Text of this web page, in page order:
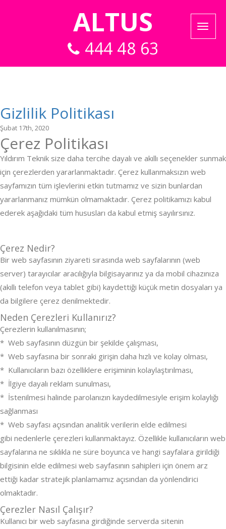
ALTUS
444 48 63
Gizlilik Politikası
Şubat 17th, 2020
Çerez Politikası
Yıldırım Teknik size daha tercihe dayalı ve akıllı seçenekler sunmak
için çerezlerden yararlanmaktadır. Çerez kullanmaksızın web
sayfamızın tüm işlevlerini etkin tutmamız ve sizin bunlardan
yararlanmanız mümkün olmamaktadır. Çerez politikamızı kabul
ederek aşağıdaki tüm hususları da kabul etmiş sayılırsınız.
Çerez Nedir?
Bir web sayfasının ziyareti sırasında web sayfalarının (web
server) tarayıcılar aracılığıyla bilgisayarınız ya da mobil cihazınıza
(akıllı telefon veya tablet gibi) kaydettiği küçük metin dosyaları ya
da bilgilere çerez denilmektedir.
Neden Çerezleri Kullanırız?
Çerezlerin kullanılmasının;
* Web sayfasının düzgün bir şekilde çalışması,
* Web sayfasına bir sonraki girişin daha hızlı ve kolay olması,
* Kullanıcıların bazı özelliklere erişiminin kolaylaştırılması,
* İlgiye dayalı reklam sunulması,
* İstenilmesi halinde parolanızın kaydedilmesiyle erişim kolaylığı
sağlanması
* Web sayfası açısından analitik verilerin elde edilmesi
gibi nedenlerle çerezleri kullanmaktayız. Özellikle kullanıcıların web
sayfalarına ne sıklıkla ne süre boyunca ve hangi sayfalara girildiği
bilgisinin elde edilmesi web sayfasının sahipleri için önem arz
ettiği kadar stratejik planlamamız açısından da yönlendirici
olmaktadır.
Çerezler Nasıl Çalışır?
Kullanıcı bir web sayfasına girdiğinde serverda sitenin